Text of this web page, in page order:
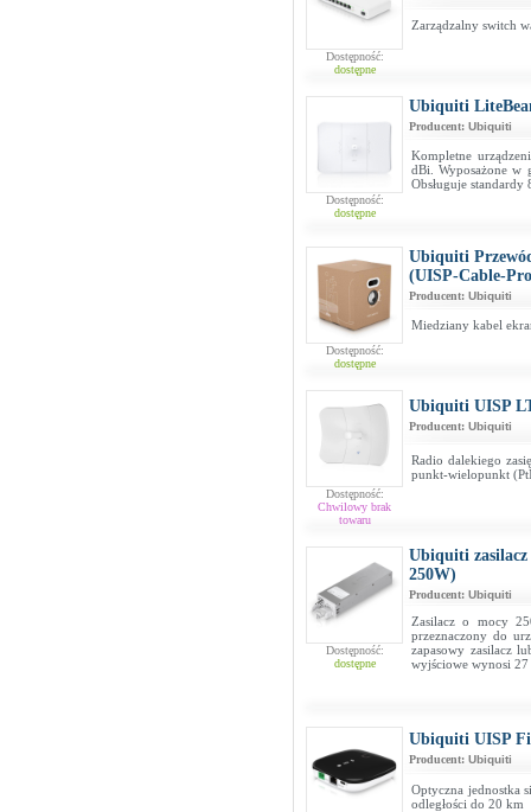
Dostępność:
dostępne
Zarządzalny switch
Dostępność:
dostępne
Ubiquiti
Producent: Ubiquiti
Kompletne
dBi. Wyposażone w
Obsługuje standardy
Dostępność:
dostępne
Ubiquiti
(UISP-Cable-
Producent: Ubiquiti
Miedziany kabel
Dostępność:
Chwilowy brak
towaru
Ubiquiti UISP
Producent: Ubiquiti
Radio dalekiego
punkt-wielopunkt
Dostępność:
dostępne
Ubiquiti
250W)
Producent: Ubiquiti
Zasilacz o mocy
przeznaczony do
zapasowy zasilacz
wyjściowe wynosi
Ubiquiti UISP
Producent: Ubiquiti
Optyczna jednostka
odległości do 20 km